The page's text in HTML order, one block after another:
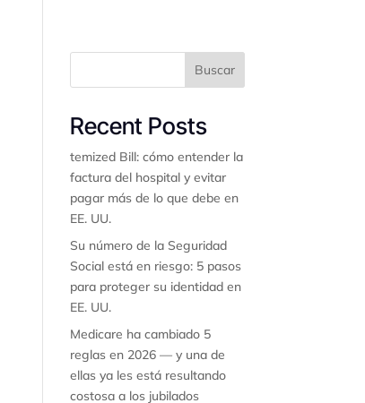
Buscar
Recent Posts
temized Bill: cómo entender la
factura del hospital y evitar
pagar más de lo que debe en
EE. UU.
Su número de la Seguridad
Social está en riesgo: 5 pasos
para proteger su identidad en
EE. UU.
Medicare ha cambiado 5
reglas en 2026 — y una de
ellas ya les está resultando
costosa a los jubilados